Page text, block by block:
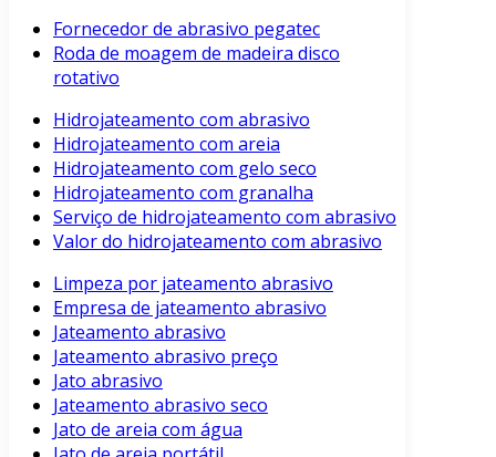
Fornecedor de abrasivo pegatec
Roda de moagem de madeira disco
rotativo
Hidrojateamento com abrasivo
Hidrojateamento com areia
Hidrojateamento com gelo seco
Hidrojateamento com granalha
Serviço de hidrojateamento com abrasivo
Valor do hidrojateamento com abrasivo
Limpeza por jateamento abrasivo
Empresa de jateamento abrasivo
Jateamento abrasivo
Jateamento abrasivo preço
Jato abrasivo
Jateamento abrasivo seco
Jato de areia com água